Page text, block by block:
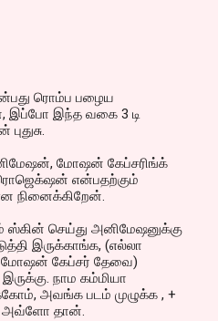
ரொம்ப பழைய
இப்போ இந்த வகை 3 டி
மோஷன் கேப்சரிங்க்
என்பதற்கும்
நினைக்கிறேன்.
ஸ்கின் செய்து அனிமேஷனுக்கு
இருக்காங்க, (எல்லா
மோஷன் கேப்சர் தேவை)
நாம கம்மியா
அவங்க படம் முழுக்க , +
அவ்ளோ தான்.